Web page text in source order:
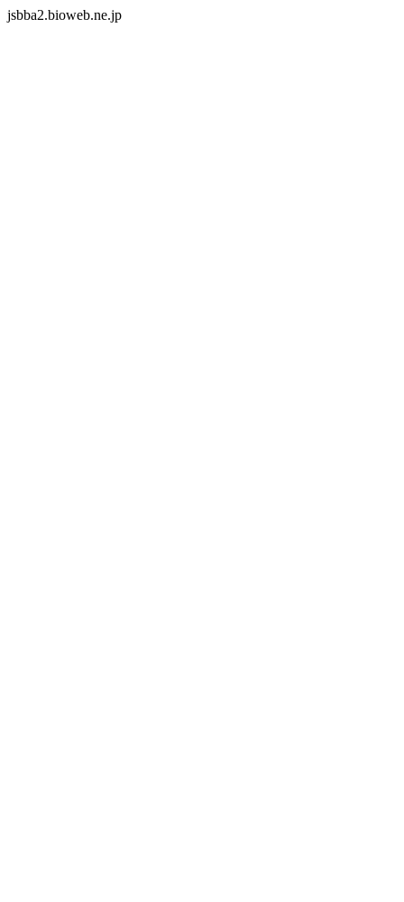
jsbba2.bioweb.ne.jp